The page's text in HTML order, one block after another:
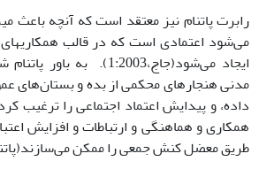
رابرت پاتنام نیز معتقد است که آنچه باعث
می‌شود اعتمادی است که در قالب همکاریهای
ایجاد می‌شود(جاج،1:2003).
مدنی هنجارهای محکمی از بده ‌و بستان‌های
داده، و پیدایش اعتماد اجتماعی را ترغیب
همکاری و هماهنگی و ارتباطات و افزایش
طریق معضل کنش جمعی را ممکن